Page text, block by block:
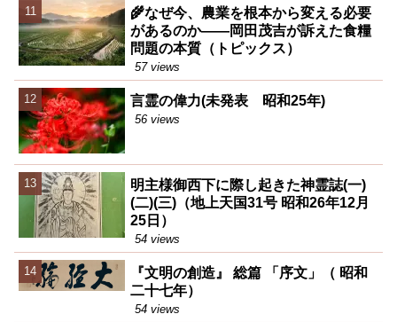
🌾なぜ今、農業を根本から変える必要
があるのか――岡田茂吉が訴えた食糧
問題の本質（トピックス）
57 views
言霊の偉力(未発表 昭和25年)
56 views
明主様御西下に際し起きた神霊誌(一)
(二)(三)（地上天国31号 昭和26年12月
25日）
54 views
『文明の創造』 総篇 「序文」（ 昭和
二十七年）
54 views